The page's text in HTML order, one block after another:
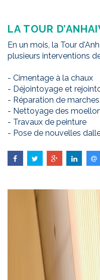
LA TOUR
En un mois, la Tour
plusieurs interventions
- Cimentage à la chaux
- Déjointoyage et
- Réparation de
- Nettoyage des
- Travaux de peinture
- Pose de nouvelles